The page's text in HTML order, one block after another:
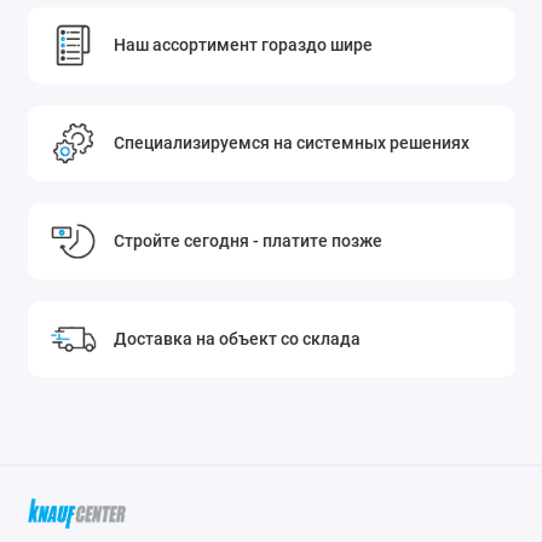
Наш ассортимент гораздо шире
Специализируемся на системных решениях
Стройте сегодня - платите позже
Доставка на объект со склада